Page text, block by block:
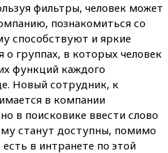
фильтры, человек может
познакомиться со
способствуют и яркие
группах, в которых человек
функций каждого
Новый сотрудник, к
в компании
в поисковике ввести слово
станут доступны, помимо
в интранете по этой